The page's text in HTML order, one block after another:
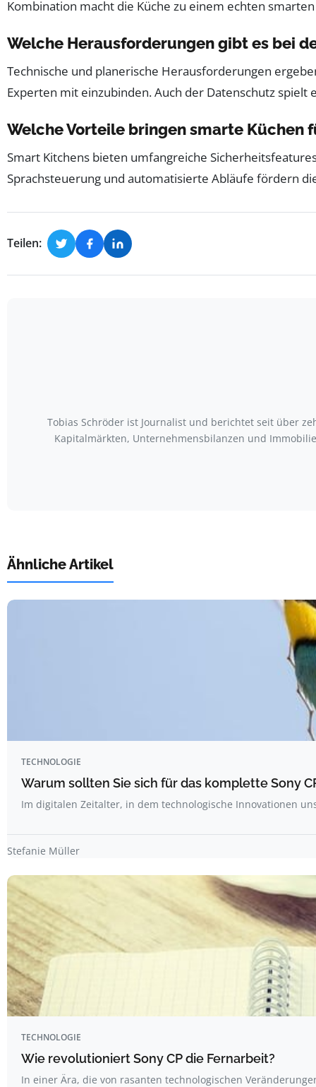
Kombination macht die Küche zu einem echten
Welche Herausforderungen gibt es bei
Technische und planerische Herausforderungen
Experten mit einzubinden. Auch der Datenschutz
Welche Vorteile bringen smarte Küchen
Smart Kitchens bieten umfangreiche
Sprachsteuerung und automatisierte Abläufe fördern
Teilen:
Tobias Schröder ist Journalist und berichtet seit über
Kapitalmärkten, Unternehmensbilanzen und
Ähnliche Artikel
TECHNOLOGIE
Warum sollten Sie sich für das komplette Sony
Im digitalen Zeitalter, in dem technologische Innovationen
Stefanie Müller
TECHNOLOGIE
Wie revolutioniert Sony CP die Fernarbeit?
In einer Ära, die von rasanten technologischen